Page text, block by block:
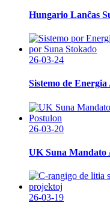
Hungario Lanĉas
26-03-24
Sistemo de
26-03-20
UK Suna Mandato
26-03-19